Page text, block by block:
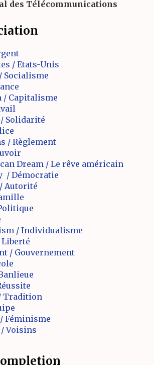
des Télécommunications
/ Etats-Unis
Socialisme
/ Capitalisme
Solidarité
/ Règlement
Dream / Le rêve américain
/ Démocratie
Autorité
/ Individualisme
/ Gouvernement
Tradition
Féminisme
Voisins